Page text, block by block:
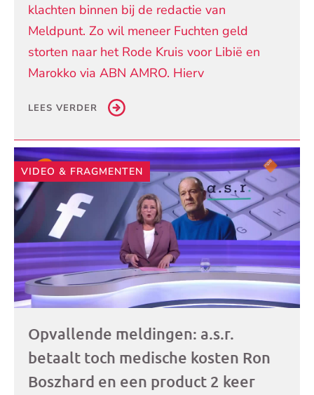
klachten binnen bij de redactie van
Meldpunt. Zo wil meneer Fuchten geld
storten naar het Rode Kruis voor Libië en
Marokko via ABN AMRO. Hierv
LEES VERDER
VIDEO & FRAGMENTEN
Opvallende meldingen: a.s.r.
betaalt toch medische kosten Ron
Boszhard en een product 2 keer